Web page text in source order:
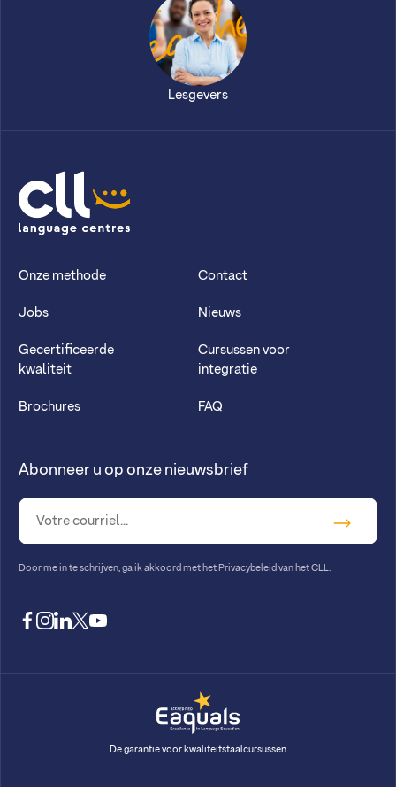
Lesgevers
CLL
Onze methode
Jobs
Gecertificeerde
kwaliteit
Brochures
Contact
Nieuws
Cursussen voor
integratie
FAQ
Abonneer u op onze nieuwsbrief
Door me in te schrijven, ga ik akkoord met het Privacybeleid van het CLL
facebook
instagram
linkedin
twitteryoutube
De garantie voor kwaliteitstaalcursussen